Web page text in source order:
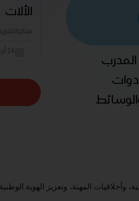
المدرب
الألات
مبادرة
14 أبريل 2024
وأخلاقيات المهنة، وتعزيز الهوية الوطنية